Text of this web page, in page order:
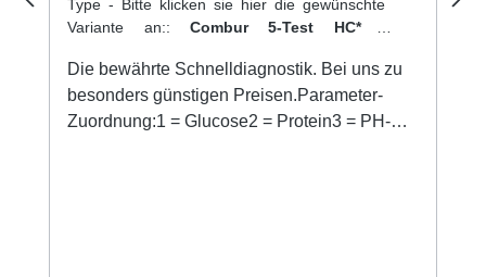
Type - Bitte klicken sie hier die gewünschte
Variante an:: Combur 5-Test HC*|
Die bewährte Schnelldiagnostik. Bei uns zu
besonders günstigen Preisen.Parameter-
Zuordnung:1 = Glucose2 = Protein3 = PH-